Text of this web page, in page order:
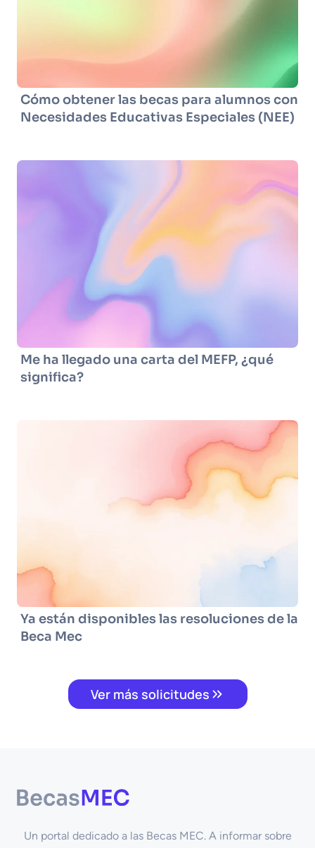
Cómo obtener las becas para alumnos con
Necesidades Educativas Especiales (NEE)
Me ha llegado una carta del MEFP, ¿qué
significa?
Ya están disponibles las resoluciones de la
Beca Mec
Ver más solicitudes
Un portal dedicado a las Becas MEC. A informar sobre